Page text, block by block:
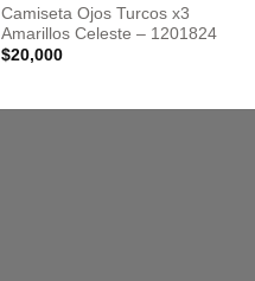
Camiseta Ojos Turcos x3
Amarillos Celeste – 1201824
$20,000